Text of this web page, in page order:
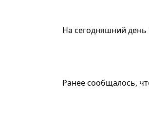
На сегодняшний день
Ранее сообщалось,